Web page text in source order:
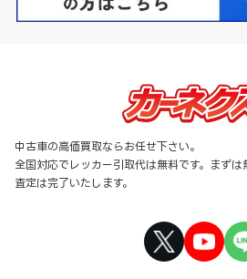
中古車の高価買取ならお任せ下さい。
全国対応でレッカー引取代は無料です。まず
査定は完了いたします。